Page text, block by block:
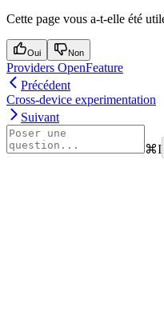
Cette page vous a-t-elle été
Oui Non
Providers OpenFeature
Précédent
Cross-device experimentation
Suivant
⌘I